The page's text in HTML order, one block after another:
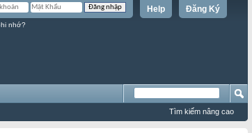
Đăng Ký
Help
nhớ?
Tìm kiếm nâng cao